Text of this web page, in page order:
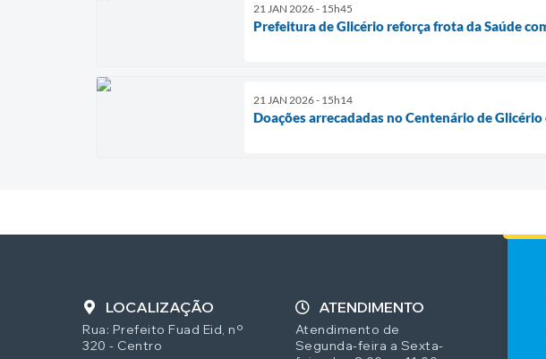
21 JAN 2026 - 15h45
Prefeitura de Glicério reforça frota da Saúde
21 JAN 2026 - 15h14
Doações arrecadadas no Centenário de
LOCALIZAÇÃO
Rua: Prefeito Fuad Eid, nº
320 - Centro
ATENDIMENTO
Atendimento de
Segunda-feira a Sexta-